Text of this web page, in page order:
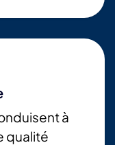
à
qualité